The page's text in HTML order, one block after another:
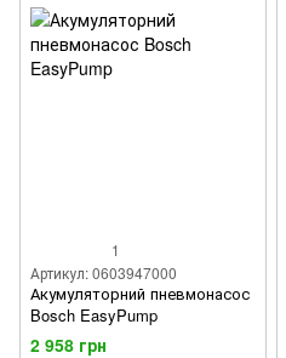
1
Артикул: 0603947000
Акумуляторний пневмонасос
Bosch EasyPump
2 958 грн